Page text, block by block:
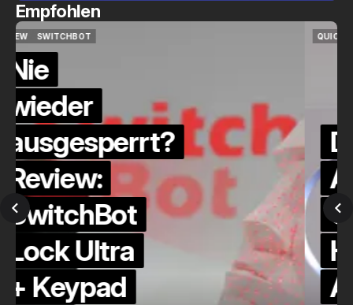
Empfohlen
QUICKCHECK
Die Alexa-
Alternative?
QuickCheck:
Home
Assistant